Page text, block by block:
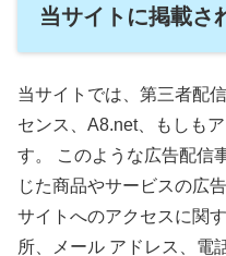
当サイトに掲載さ
当サイトでは、第三者配
センス、A8.net、もしも
す。 このような広告配信
じた商品やサービスの広
サイトへのアクセスに関
所、メール アドレス、電